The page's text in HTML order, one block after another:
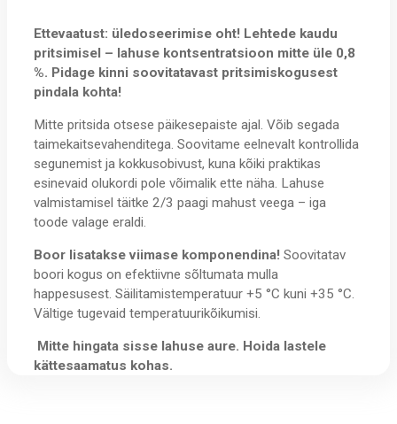
Ettevaatust: üledoseerimise oht! Lehtede kaudu
pritsimisel – lahuse kontsentratsioon mitte üle 0,8
%. Pidage kinni soovitatavast pritsimiskogusest
pindala kohta!
Mitte pritsida otsese päikesepaiste ajal. Võib segada
taimekaitsevahenditega. Soovitame eelnevalt kontrollida
segunemist ja kokkusobivust, kuna kõiki praktikas
esinevaid olukordi pole võimalik ette näha. Lahuse
valmistamisel täitke 2/3 paagi mahust veega – iga
toode valage eraldi.
Boor lisatakse viimase komponendina! Soovitatav
boori kogus on efektiivne sõltumata mulla
happesusest. Säilitamistemperatuur +5 °C kuni +35 °C.
Vältige tugevaid temperatuurikõikumisi.
Mitte hingata sisse lahuse aure. Hoida lastele
kättesaamatus kohas.